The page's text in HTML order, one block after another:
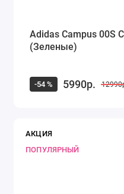
Adidas Campus 00S
(Зеленые)
-54 % 5990р.
АКЦИЯ
ПОПУЛЯРНЫЙ